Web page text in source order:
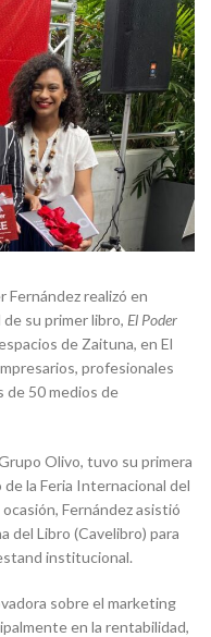
Fernández realizó en
su primer libro, El Poder
de Zaituna, en El
profesionales
de 50 medios de
Olivo, tuvo su primera
la Feria Internacional del
Fernández asistió
del Libro (Cavelibro) para
institucional.
sobre el marketing
en la rentabilidad,